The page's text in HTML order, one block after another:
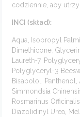
codziennie, aby
INCI (skład):
Aqua, Isopropyl
Dimethicone,
Laureth-7,
Polyglyceryl-3
Bisabolol, Panthenol,
Simmondsia
Rosmarinus
Diazolidinyl Urea,